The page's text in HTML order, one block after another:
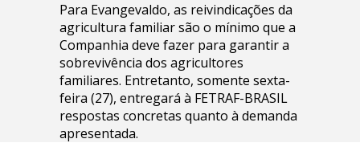
Para Evangevaldo, as reivindicações da
agricultura familiar são o mínimo que a
Companhia deve fazer para garantir a
sobrevivência dos agricultores
familiares. Entretanto, somente sexta-
feira (27), entregará à FETRAF-BRASIL
respostas concretas quanto à demanda
apresentada.